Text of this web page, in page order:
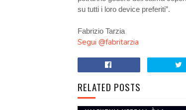
su tutti i loro device preferiti”.
Fabrizio Tarzia
Segui @fabritarzia
RELATED POSTS